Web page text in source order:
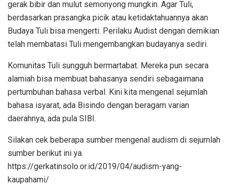
gerak bibir dan mulut semonyong mungkin. Agar Tuli,
berdasarkan prasangka picik atau ketidaktahuannya akan
Budaya Tuli bisa mengerti. Perilaku Audist dengan demikian
telah membatasi Tuli mengembangkan budayanya sediri.
Komunitas Tuli sungguh bermartabat. Mereka pun secara
alamiah bisa membuat bahasanya sendiri sebagaimana
pertumbuhan bahasa verbal. Kini kita mengenal sejumlah
bahasa isyarat, ada Bisindo dengan beragam varian
daerahnya, ada pula SIBI.
Silakan cek beberapa sumber mengenal audism di sejumlah
sumber berikut ini ya.
https://gerkatinsolo.or.id/2019/04/audism-yang-
kaupahami/